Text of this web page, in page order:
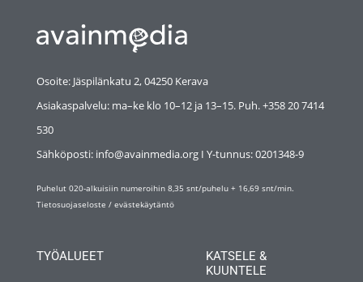
Osoite: Jäspilänkatu 2, 04250 Kerava
Asiakaspalvelu: ma–ke klo 10–12 ja 13–15. Puh. +358 20 7414
530
Sähköposti: info@avainmedia.org I Y-tunnus:0201348-9
Puhelut 020-alkuisiin numeroihin 8,35 snt/puhelu + 16,69 snt/min.
Tietosuojaseloste / evästekäytäntö
TYÖALUEET
KATSELE &
KUUNTELE